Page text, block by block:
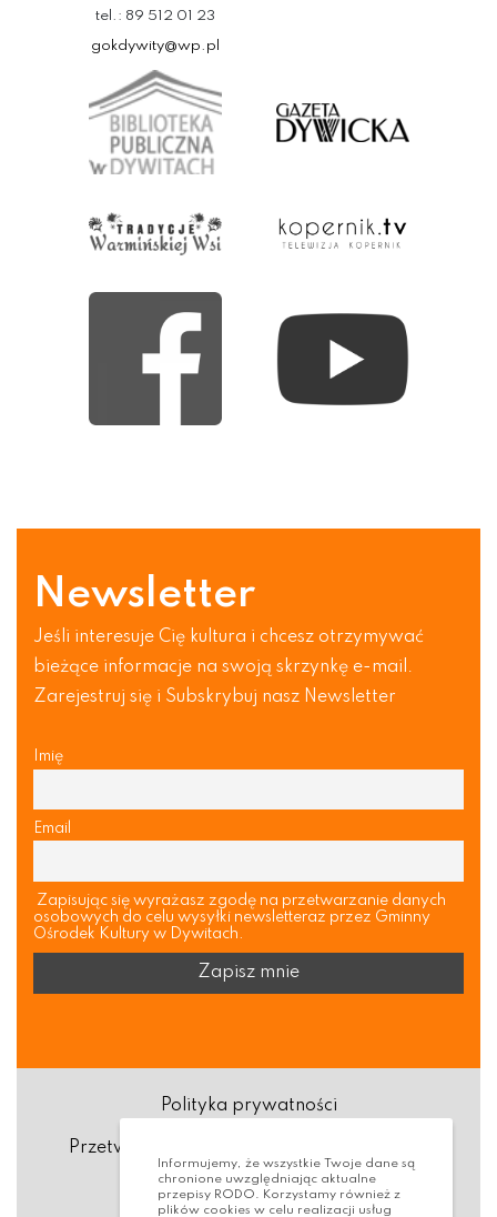
tel.: 89 512 01 23
gokdywity@wp.pl
Newsletter
Jeśli interesuje Cię kultura i chcesz otrzymywać
bieżące informacje na swoją skrzynkę e-mail.
Zarejestruj się i Subskrybuj nasz Newsletter
Imię
Email
Zapisując się wyrażasz zgodę na przetwarzanie danych
osobowych do celu wysyłki newsletteraz przez Gminny
Ośrodek Kultury w Dywitach.
Polityka prywatności
Przetwarzanie danych osobowych (RODO)
Deklaracja dostępności
Informujemy, że wszystkie Twoje dane są
chronione uwzględniając aktualne
przepisy RODO. Korzystamy również z
plików cookies w celu realizacji usług